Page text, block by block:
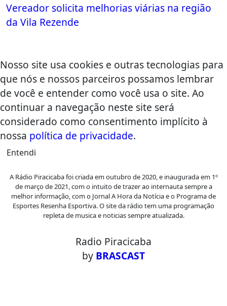
Vereador solicita melhorias viárias na região
da Vila Rezende
Nosso site usa cookies e outras tecnologias para
que nós e nossos parceiros possamos lembrar
de você e entender como você usa o site. Ao
continuar a navegação neste site será
considerado como consentimento implícito à
nossa política de privacidade.
Entendi
A Rádio Piracicaba foi criada em outubro de 2020, e inaugurada em 1º
de março de 2021, com o intuito de trazer ao internauta sempre a
melhor informação, com o Jornal A Hora da Notícia e o Programa de
Esportes Resenha Esportiva. O site da rádio tem uma programação
repleta de musica e noticias sempre atualizada.
Radio Piracicaba
by BRASCAST